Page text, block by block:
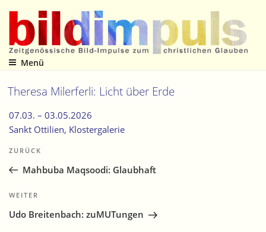
Inhalt
springen
Zeitgenössische Bild-Impulse zum christlichen Glauben
Menü
Theresa Milerferli: Licht über Erde
07.03. – 03.05.2026
Sankt Ottilien, Klostergalerie
Beitragsnavigation
Vorheriger
Beitrag
ZURÜCK
Mahbuba Maqsoodi: Glaubhaft
Nächster
Beitrag
WEITER
Udo Breitenbach: zuMUTungen